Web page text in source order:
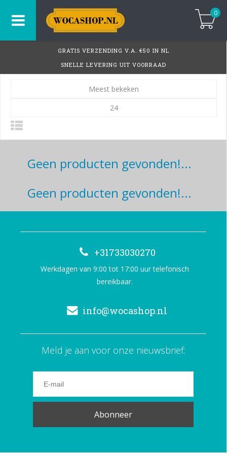
0
GRATIS VERZENDING V.A. €50 IN NL
SNELLE LEVERING UIT VOORRAAD
Meest bekeken
24
Geen producten gevonden!...
Geen producten gevonden!...
+31733030270
Werkdagen van 9:00 tot 17:00 uur telefonisch
bereikbaar.
info@wocashop.nl
Meld je aan voor onze nieuwsbrief:
Abonneer